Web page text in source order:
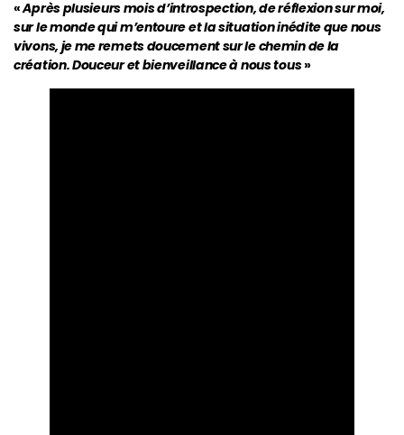
«Après plusieurs mois d’introspection, de réflexion sur moi,
sur le monde qui m’entoure et la situation inédite que nous
vivons, je me remets doucement sur le chemin de la
création. Douceur et bienveillance à nous tous»